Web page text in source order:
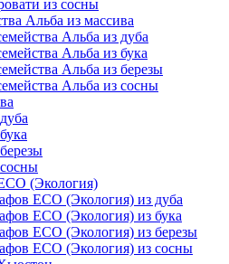
из сосны
Альба из массива
Альба из дуба
Альба из бука
Альба из березы
Альба из сосны
(Экология)
ECO (Экология) из дуба
ECO (Экология) из бука
ECO (Экология) из березы
ECO (Экология) из сосны